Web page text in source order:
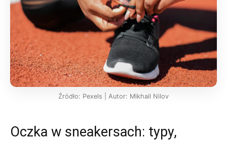
Źródło: Pexels | Autor: Mikhail Nilov
Oczka w sneakersach: typy,